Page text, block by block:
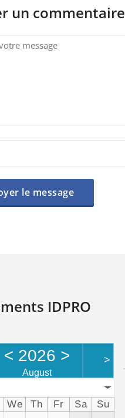
un commentaire
IDPRO
< 2026 >
August
>
We Th Fr Sa
Su